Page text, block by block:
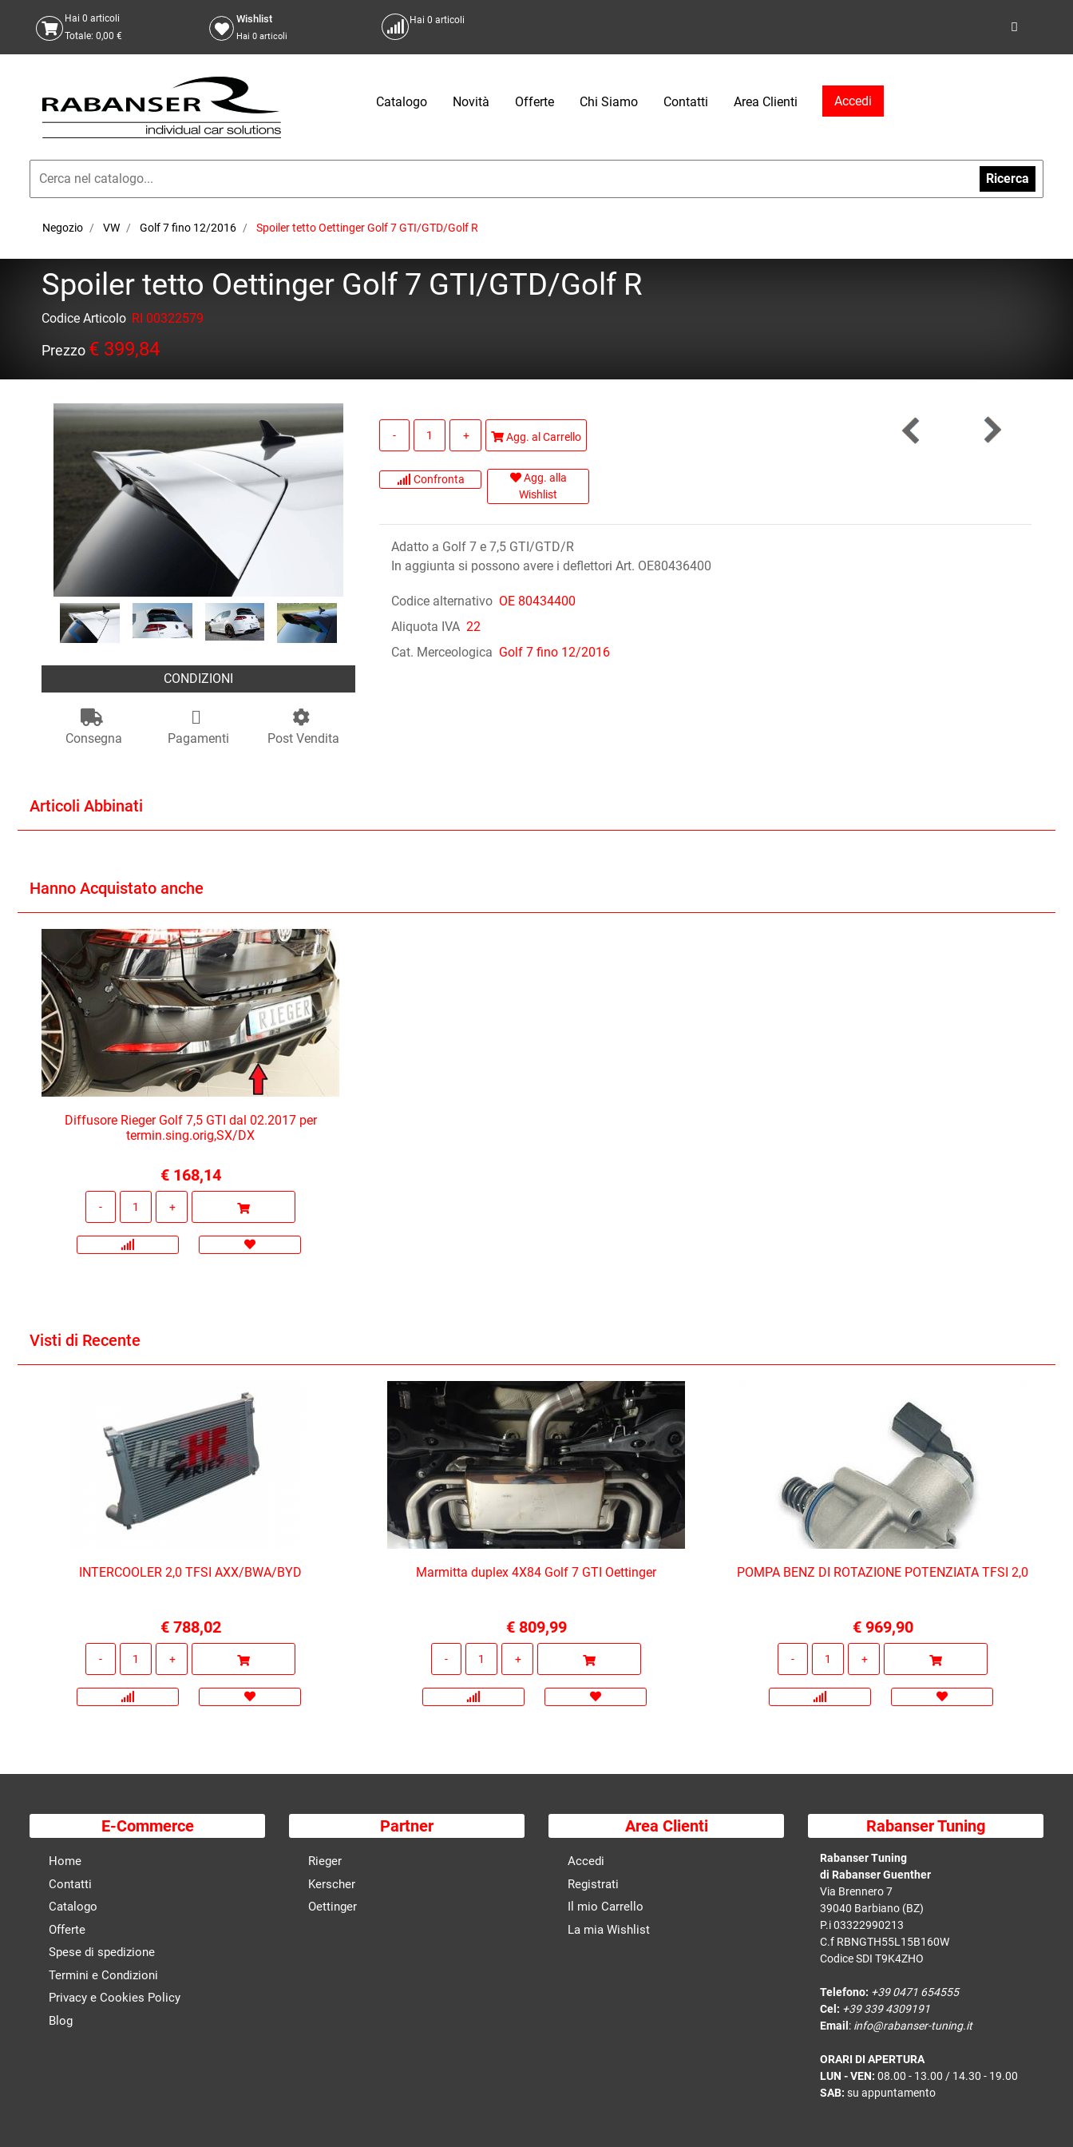
Hai 0 articoli
Totale: 0,00 €
Wishlist
Hai 0 articoli
Hai0 articoli
Catalogo Novità Offerte Chi Siamo Contatti Area Clienti Accedi
Ricerca
Negozio VW Golf 7 fino 12/2016 Spoiler tetto Oettinger Golf 7 GTI/GTD/Golf R
Spoiler tetto Oettinger Golf 7 GTI/GTD/Golf R
Codice Articolo RI 00322579
Prezzo € 399,84
CONDIZIONI
Consegna Pagamenti Post Vendita
Quantità
Agg. al Carrello
Confronta
Agg. alla
Wishlist
Adatto a Golf 7 e 7,5 GTI/GTD/R
In aggiunta si possono avere i deflettori Art. OE80436400
Codice alternativo OE 80434400
Aliquota IVA 22
Cat. Merceologica Golf 7 fino 12/2016
Articoli Abbinati
Hanno Acquistato anche
Diffusore Rieger Golf 7,5 GTI dal 02.2017 per
termin.sing.orig,SX/DX
€ 168,14
Visti di Recente
INTERCOOLER 2,0 TFSI AXX/BWA/BYD
€ 788,02
Marmitta duplex 4X84 Golf 7 GTI Oettinger
€ 809,99
POMPA BENZ DI ROTAZIONE POTENZIATA TFSI 2,0
€ 969,90
E-Commerce
Home
Contatti
Catalogo
Offerte
Spese di spedizione
Termini e Condizioni
Privacy e Cookies Policy
Blog
Partner
Rieger
Kerscher
Oettinger
Area Clienti
Accedi
Registrati
Il mio Carrello
La mia Wishlist
Rabanser Tuning
Rabanser Tuning
di Rabanser Guenther
Via Brennero 7
39040 Barbiano (BZ)
P.i 03322990213
C.f RBNGTH55L15B160W
Codice SDI T9K4ZHO
Telefono: +39 0471 654555
Cel: +39 339 4309191
Email : info@rabanser-tuning.it
ORARI DI APERTURA
LUN - VEN: 08.00 - 13.00 / 14.30 - 19.00
SAB: su appuntamento